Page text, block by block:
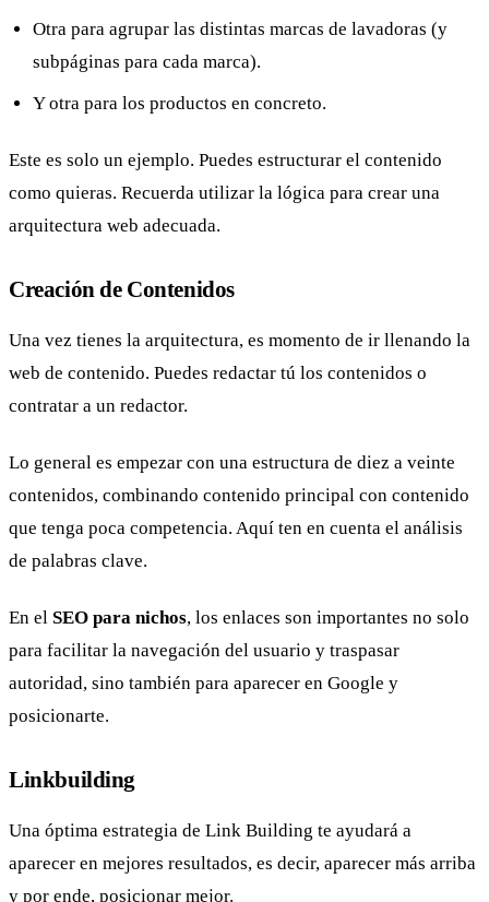
Otra para agrupar las distintas marcas de lavadoras (y
subpáginas para cada marca).
Y otra para los productos en concreto.
Este es solo un ejemplo. Puedes estructurar el contenido
como quieras. Recuerda utilizar la lógica para crear una
arquitectura web adecuada.
Creación de Contenidos
Una vez tienes la arquitectura, es momento de ir llenando la
web de contenido. Puedes redactar tú los contenidos o
contratar a un redactor.
Lo general es empezar con una estructura de diez a veinte
contenidos, combinando contenido principal con contenido
que tenga poca competencia. Aquí ten en cuenta el análisis
de palabras clave.
En el SEO para nichos, los enlaces son importantes no solo
para facilitar la navegación del usuario y traspasar
autoridad, sino también para aparecer en Google y
posicionarte.
Linkbuilding
Una óptima estrategia de Link Building te ayudará a
aparecer en mejores resultados, es decir, aparecer más arriba
y por ende, posicionar mejor.